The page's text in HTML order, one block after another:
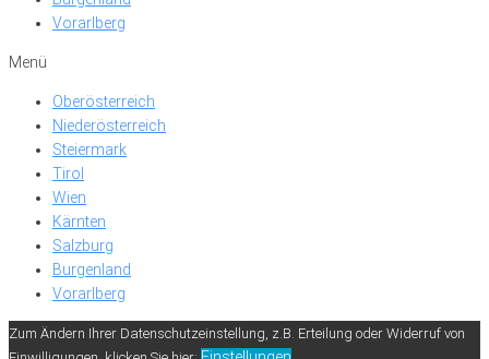
Vorarlberg
Menü
Oberösterreich
Niederösterreich
Steiermark
Tirol
Wien
Kärnten
Salzburg
Burgenland
Vorarlberg
Zum Ändern Ihrer Datenschutzeinstellung, z.B. Erteilung oder Widerruf von